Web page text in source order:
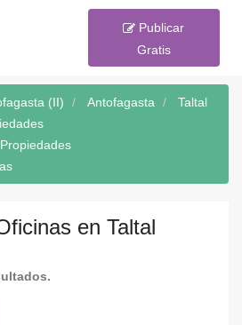
Publicar
Gratis
(II) Antofagasta
Taltal
en Taltal